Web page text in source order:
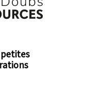
petites